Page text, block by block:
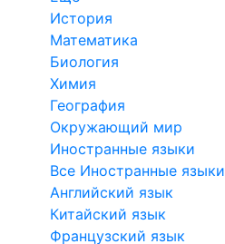
История
Математика
Биология
Химия
География
Окружающий мир
Иностранные языки
Все Иностранные языки
Английский язык
Китайский язык
Французский язык